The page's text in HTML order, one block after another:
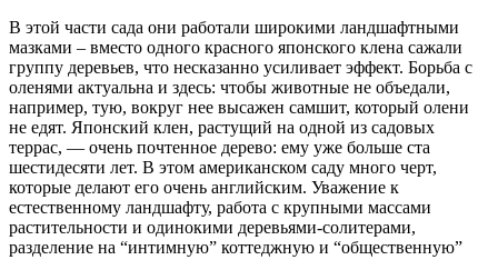
В этой части сада они работали широкими ландшафтными
мазками – вместо одного красного японского клена сажали
группу деревьев, что несказанно усиливает эффект. Борьба с
оленями актуальна и здесь: чтобы животные не объедали,
например, тую, вокруг нее высажен самшит, который олени
не едят. Японский клен, растущий на одной из садовых
террас, — очень почтенное дерево: ему уже больше ста
шестидесяти лет. В этом американском саду много черт,
которые делают его очень английским. Уважение к
естественному ландшафту, работа с крупными массами
растительности и одинокими деревьями-солитерами,
разделение на “интимную” коттеджную и “общественную”